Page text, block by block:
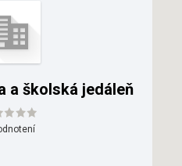
a školská jedáleň